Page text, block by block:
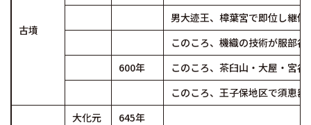
古墳
男大迹王、樟葉宮で即位し継
このころ、機織の技術が服部
600年
このころ、茶臼山・大屋・宮
このころ、王子保地区で須恵
大化元
645年